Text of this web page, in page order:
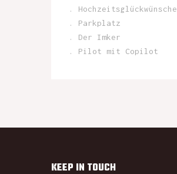
. Hochzeitsglückwünsche
. Parkplatz
. Der Imker
. Pilot mit Copilot
KEEP IN TOUCH